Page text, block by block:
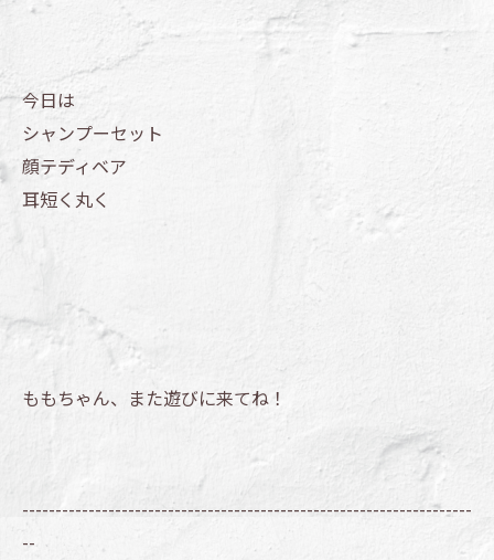
今日は
シャンプーセット
顔テディベア
耳短く丸く
ももちゃん、また遊びに来てね！
--------------------------------------------------------------------
--